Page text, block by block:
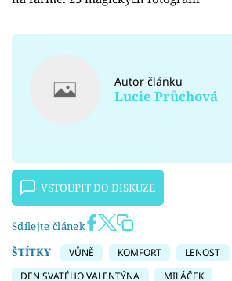
Autor článku
Lucie Průchová
VSTOUPIT DO DISKUZE
Sdílejte článek
ŠTÍTKY
VŮNĚ KOMFORT LENOST
DEN SVATÉHO VALENTÝNA
MILÁČEK